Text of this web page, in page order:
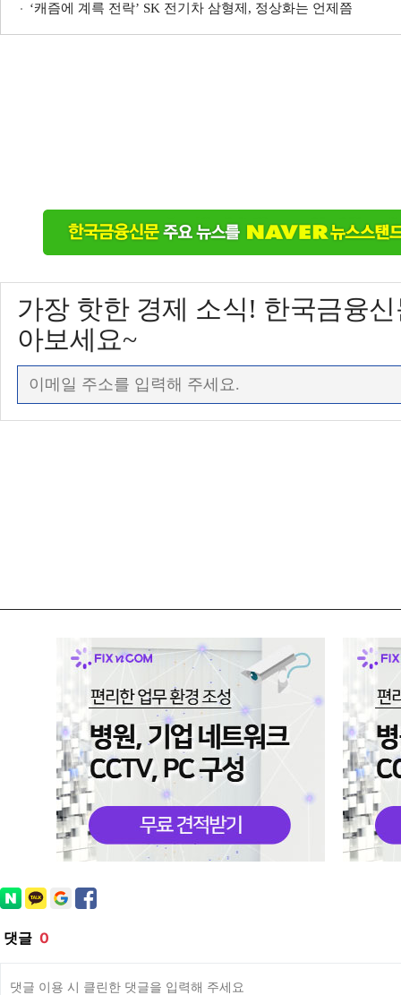
‘캐즘에 계륵 전락’ SK 전기차 삼형제, 정상화는 언제쯤
가장 핫한 경제 소식! 한국금융
아보세요~